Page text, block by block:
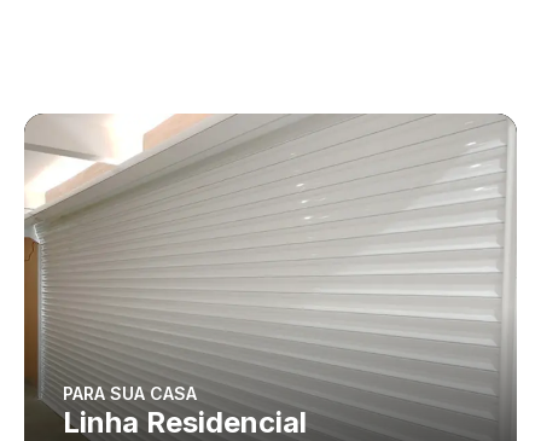
PARA SUA CASA
Linha Residencial